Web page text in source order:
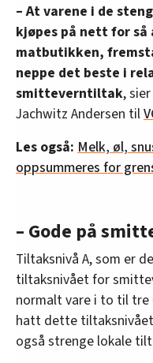
– At varene i de
kjøpes på nett for
matbutikken,
neppe det beste i
smitteverntiltak,
Jachwitz Andersen til
Les også: Melk, øl,
oppsummeres for
– Gode på
Tiltaksnivå A, som er
tiltaksnivået for
normalt vare i to til tre
hatt dette
også strenge lokale